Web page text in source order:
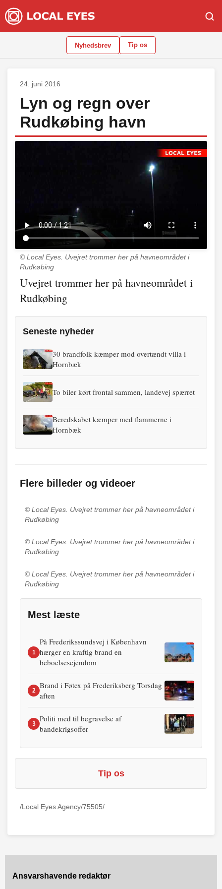
Nyhedsbrev Tip os
24. juni 2016
Lyn og regn over
Rudkøbing havn
© Local Eyes. Uvejret trommer her på havneområdet i
Rudkøbing
Uvejret trommer her på havneområdet i
Rudkøbing
Seneste nyheder
30 brandfolk kæmper mod overtændt villa i
Hornbæk
To biler kørt frontal sammen, landevej spærret
Beredskabet kæmper med flammerne i
Hornbæk
Flere billeder og videoer
© Local Eyes. Uvejret trommer her på havneområdet i
Rudkøbing
© Local Eyes. Uvejret trommer her på havneområdet i
Rudkøbing
© Local Eyes. Uvejret trommer her på havneområdet i
Rudkøbing
Mest læste
1
På Frederikssundsvej i København
hærger en kraftig brand en
beboelsesejendom
2
Brand i Føtex på Frederiksberg Torsdag
aften
3
Politi med til begravelse af
bandekrigsoffer
Tip os
/Local Eyes Agency/75505/
Ansvarshavende redaktør